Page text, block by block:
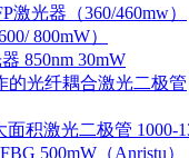
激光器（360/460mw）
800mW）
850nm 30mW
的光纤耦合激光二极管
面积激光二极管 1000-
500mW（Anristu）